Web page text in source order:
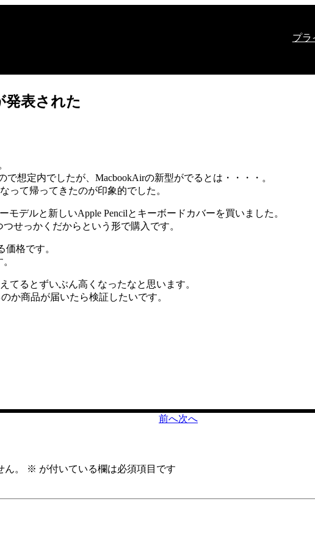
プラ
発表された
で想定内でしたが、MacbookAirの新型がでるとは・・・・。
って帰ってきたのが印象的でした。
モデルと新しいApple Pencilとキーボードカバーを買いました。
せっかくだからという形で購入です。
格です。
てるとずいぶん高くなったなと思います。
か商品が届いたら検証したいです。
前へ次へ
。 ※ が付いている欄は必須項目です